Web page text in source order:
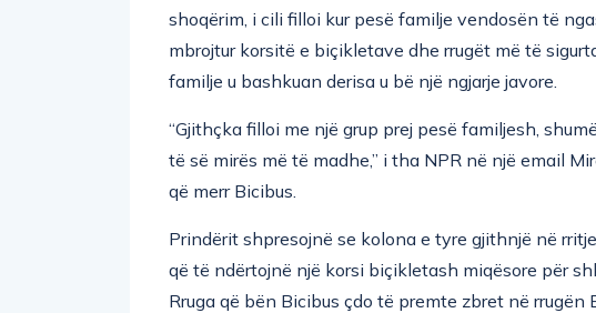
shoqërim, i cili filloi kur pesë familje vendosën të
mbrojtur korsitë e biçikletave dhe rrugët më të
familje u bashkuan derisa u bë një ngjarje javore.
“Gjithçka filloi me një grup prej pesë familjesh,
të së mirës më të madhe,” i tha NPR në një email
që merr Bicibus.
Prindërit shpresojnë se kolona e tyre gjithnjë në
që të ndërtojnë një korsi biçikletash miqësore për
Rruga që bën Bicibus çdo të premte zbret në rrugën